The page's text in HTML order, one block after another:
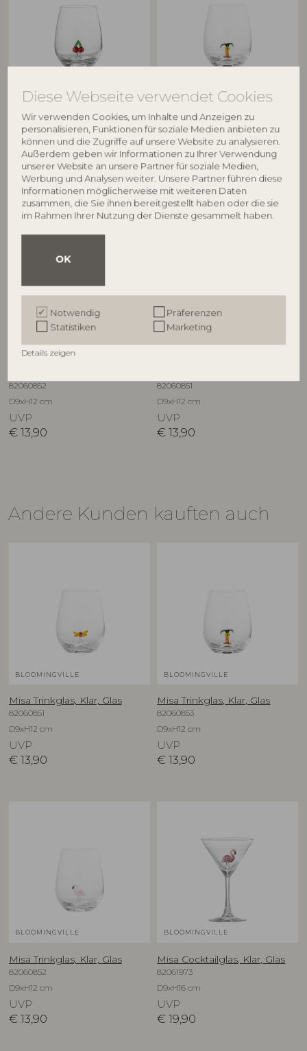
Diese Webseite verwendet Cookies
Wir verwenden Cookies, um Inhalte und Anzeigen zu
personalisieren, Funktionen für soziale Medien anbieten zu
können und die Zugriffe auf unsere Website zu analysieren.
Außerdem geben wir Informationen zu Ihrer Verwendung
unserer Website an unsere Partner für soziale Medien,
Werbung und Analysen weiter. Unsere Partner führen diese
Informationen möglicherweise mit weiteren Daten
zusammen, die Sie ihnen bereitgestellt haben oder die sie
im Rahmen Ihrer Nutzung der Dienste gesammelt haben.
OK
Notwendig
Präferenzen
Statistiken
Marketing
Details zeigen
Misa Trinkglas, Klar, Glas
82061970
D9xH12 cm
UVP
13,90
Misa Trinkglas, Klar, Glas
82060853
D9xH12 cm
UVP
€ 13,90
BLOOMINGVILLE
82060852
D9xH12 cm
UVP
€ 13,90
BLOOMINGVILLE
82060851
D9xH12 cm
UVP
€ 13,90
Andere Kunden kauften auch
BLOOMINGVILLE
Misa Trinkglas, Klar, Glas
82060851
D9xH12 cm
UVP
€ 13,90
BLOOMINGVILLE
Misa Trinkglas, Klar, Glas
82060853
D9xH12 cm
UVP
€ 13,90
BLOOMINGVILLE
Misa Trinkglas, Klar, Glas
82060852
D9xH12 cm
UVP
€ 13,90
BLOOMINGVILLE
Misa Cocktailglas, Klar, Glas
82061973
D9xH16 cm
UVP
€ 19,90